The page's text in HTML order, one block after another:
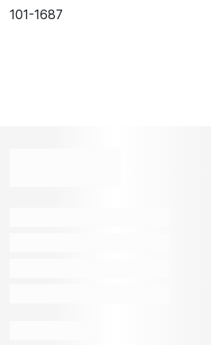
101-1687